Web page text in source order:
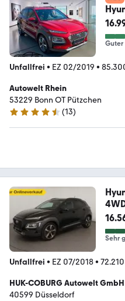
Guter
Unfallfrei • EZ 02/2019 •
Autowelt Rhein
53229 Bonn OT Pützchen
4.7 Sterne
(13)
Sehr
Unfallfrei • EZ 07/2018•
HUK-COBURG Autowelt GmbH
40599 Düsseldorf